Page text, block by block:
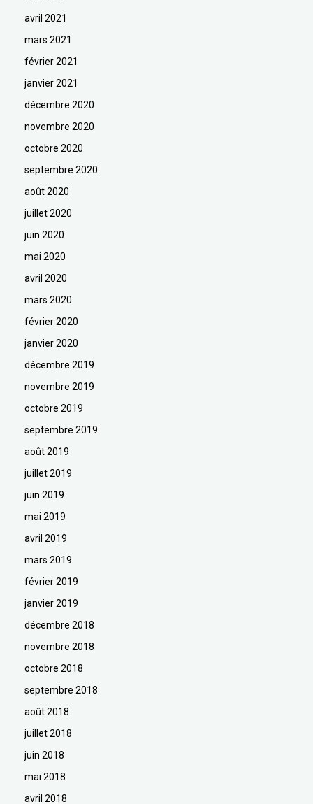
avril 2021
mars 2021
février 2021
janvier 2021
décembre 2020
novembre 2020
octobre 2020
septembre 2020
août 2020
juillet 2020
juin 2020
mai 2020
avril 2020
mars 2020
février 2020
janvier 2020
décembre 2019
novembre 2019
octobre 2019
septembre 2019
août 2019
juillet 2019
juin 2019
mai 2019
avril 2019
mars 2019
février 2019
janvier 2019
décembre 2018
novembre 2018
octobre 2018
septembre 2018
août 2018
juillet 2018
juin 2018
mai 2018
avril 2018